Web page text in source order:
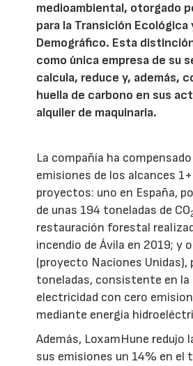
medioambiental, otorgado
para la Transición Ecológica
Demográfico. Esta
como única empresa de su
calcula, reduce y, además,
huella de carbono en sus
alquiler de maquinaria.
La compañía ha
emisiones de los alcances
proyectos: uno en España,
de unas 194 toneladas de CO
restauración forestal
incendio de Ávila en 2019; y
(proyecto Naciones Unidas),
toneladas, consistente en la
electricidad con cero
mediante energía
Además, LoxamHune redujo
sus emisiones un 14% en el